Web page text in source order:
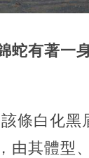
蛇有著一
條白化黑
由其體型